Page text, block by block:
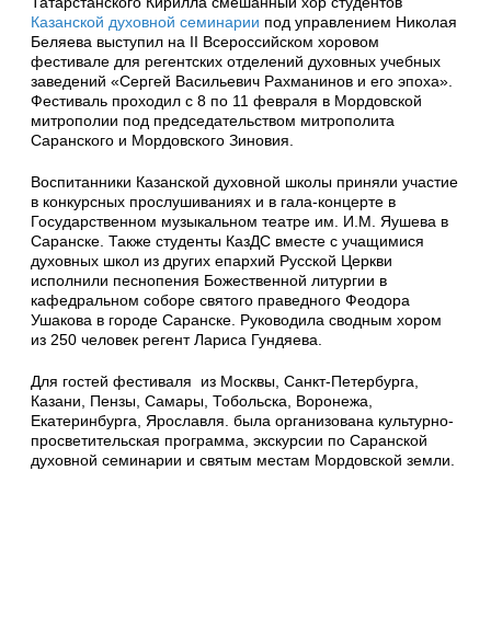
Казанской духовной семинарии под управлением Николая
Беляева выступил на II Всероссийском хоровом
фестивале для регентских отделений духовных учебных
заведений «Сергей Васильевич Рахманинов и его эпоха».
Фестиваль проходил с 8 по 11 февраля в Мордовской
митрополии под председательством митрополита
Саранского и Мордовского Зиновия.
Воспитанники Казанской духовной школы приняли участие
в конкурсных прослушиваниях и в гала-концерте в
Государственном музыкальном театре им. И.М. Яушева в
Саранске. Также студенты КазДС вместе с учащимися
духовных школ из других епархий Русской Церкви
исполнили песнопения Божественной литургии в
кафедральном соборе святого праведного Феодора
Ушакова в городе Саранске. Руководила сводным хором
из 250 человек регент Лариса Гундяева.
Для гостей фестиваля из Москвы, Санкт-Петербурга,
Казани, Пензы, Самары, Тобольска, Воронежа,
Екатеринбурга, Ярославля. была организована культурно-
просветительская программа, экскурсии по Саранской
духовной семинарии и святым местам Мордовской земли.